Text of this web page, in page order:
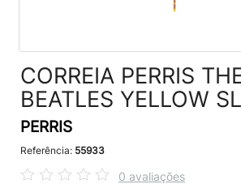
CORREIA PERRIS
BEATLES YELLOW SL
PERRIS
Referência: 55933
0 avaliações